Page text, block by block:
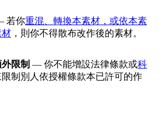
若你重混、轉換本素材，或依本素
材 ，則你不得散布改作後的素材。
限制 — 你不能增設法律條款或科
限制別人依授權條款本已許可的作